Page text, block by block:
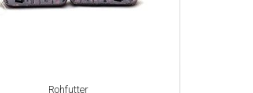
Rohfutter